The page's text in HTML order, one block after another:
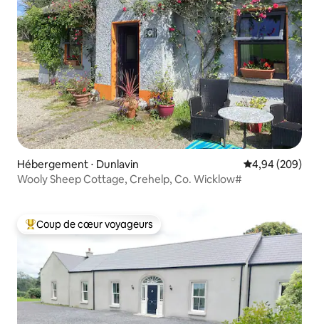
Hébergement ⋅ Dunlavin Évaluation
4,94 (209)
Wooly Sheep Cottage, Crehelp, Co. Wicklow#
Coups de cœur voyageurs les plus appréciés
Coup de cœur voyageurs